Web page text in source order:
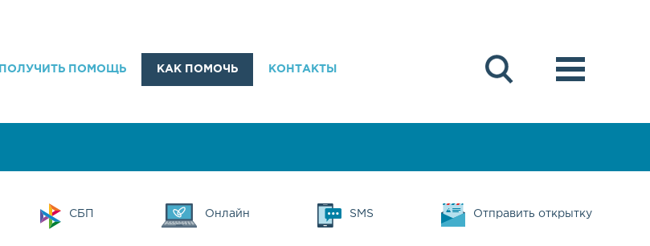
ПОЛУЧИТЬ ПОМОЩЬ КАК ПОМОЧЬ КОНТАКТЫ
СБП Онлайн SMS Отправить открытку